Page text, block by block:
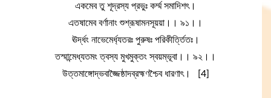
একমেব তু শূদ্রস্য প্রভুঃ কর্ম্ম সমাদিশৎ।
এতষামেব বর্ণানাং শুশ্রূষামনসূয়য়া।। ৯১।।
ঊর্দ্ধং নাভেমের্ধ্যতরঃ পুরুষঃ পরিকীর্ত্তিতঃ।
তস্মান্মেধ্যতমং ত্বস্য মুখমুক্তং স্বয়ম্ভূবা।। ৯২।।
উত্তমাঙ্গোদ্ভবাজ্জৈষ্ঠাদব্রহ্মণশ্চৈব ধারণাৎ।
[4]